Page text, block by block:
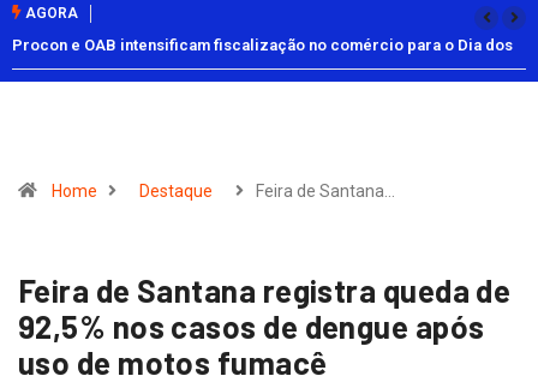
AGORA
Procon e OAB intensificam fiscalização no comércio para o Dia dos
Pais
Home Destaque Feira de Santana…
Feira de Santana registra queda de
92,5% nos casos de dengue após
uso de motos fumacê